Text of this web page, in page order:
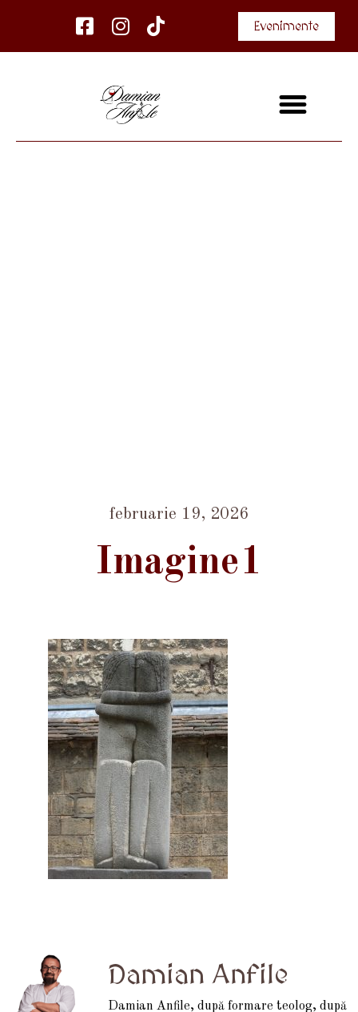
Evenimente
februarie 19, 2026
Imagine1
Damian Anfile
Damian Anfile, după formare teolog, după